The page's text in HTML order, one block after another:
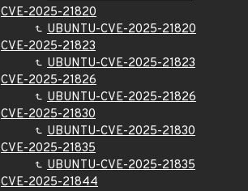
CVE-2025-21820
UBUNTU-CVE-2025-21820
CVE-2025-21823
UBUNTU-CVE-2025-21823
CVE-2025-21826
UBUNTU-CVE-2025-21826
CVE-2025-21830
UBUNTU-CVE-2025-21830
CVE-2025-21835
UBUNTU-CVE-2025-21835
CVE-2025-21844